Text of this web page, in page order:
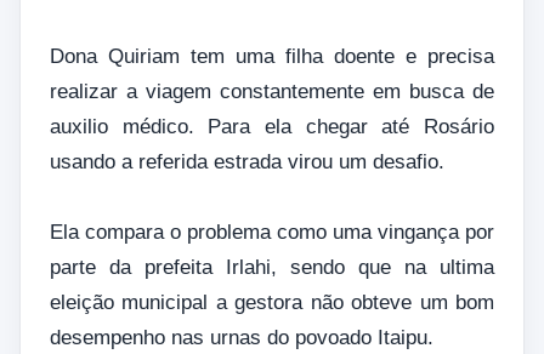
Dona Quiriam tem uma filha doente e precisa
realizar a viagem constantemente em busca de
auxilio médico. Para ela chegar até Rosário
usando a referida estrada virou um desafio.
Ela compara o problema como uma vingança por
parte da prefeita Irlahi, sendo que na ultima
eleição municipal a gestora não obteve um bom
desempenho nas urnas do povoado Itaipu.